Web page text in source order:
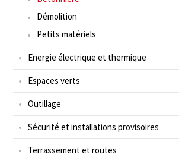
Démolition
Petits matériels
Energie électrique et thermique
Espaces verts
Outillage
Sécurité et installations provisoires
Terrassement et routes